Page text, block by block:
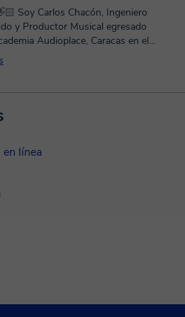
Soy Carlos Chacón, Ingeniero
y Productor Musical egresado
Audioplace, Caracas en el
el 2012 me dedico...
línea